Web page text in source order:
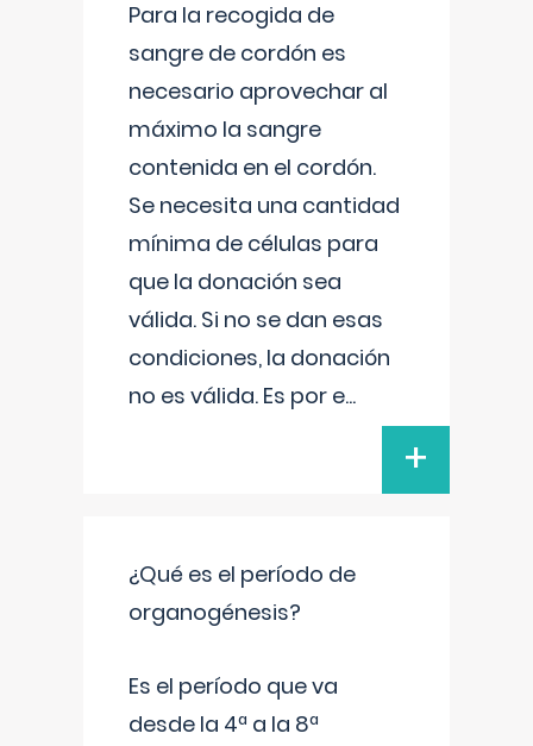
Para la recogida de
sangre de cordón es
necesario aprovechar al
máximo la sangre
contenida en el cordón.
Se necesita una cantidad
mínima de células para
que la donación sea
válida. Si no se dan esas
condiciones, la donación
no es válida. Es por e...
+
¿Qué es el período de
organogénesis?
Es el período que va
desde la 4ª a la 8ª